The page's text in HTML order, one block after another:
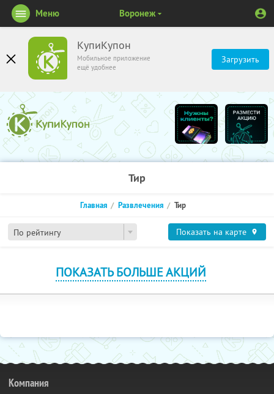
КупиКупон
Мобильное приложение
ещё удобнее
Загрузить
Меню Воронеж
Тир
По рейтингу
Главная Развлечения Тир
Показать на карте
ПОКАЗАТЬ БОЛЬШЕ АКЦИЙ
Компания